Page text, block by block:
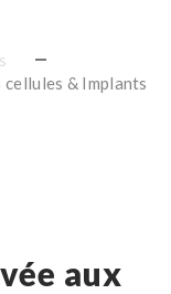
cellules & Implants
aux